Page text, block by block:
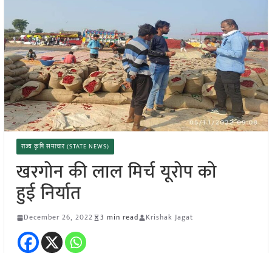
राज्य कृषि समाचार (STATE NEWS)
खरगोन की लाल मिर्च यूरोप को
हुई निर्यात
December 26, 2022 3 min read Krishak Jagat